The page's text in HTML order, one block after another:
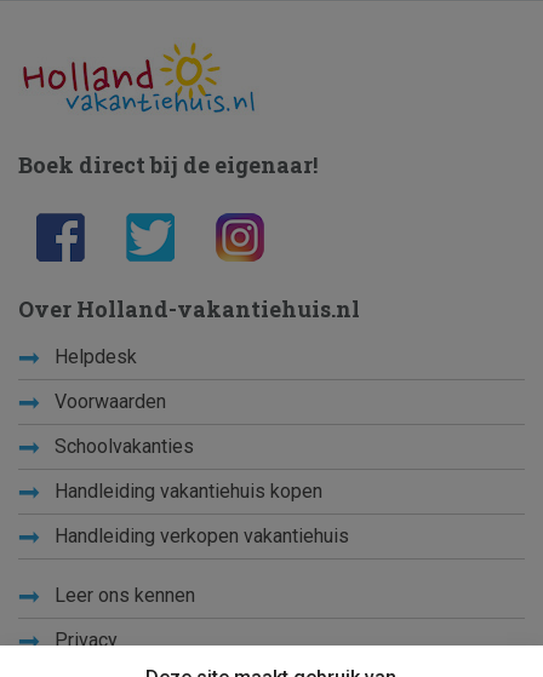
Boek direct bij de eigenaar!
Over Holland-vakantiehuis.nl
Helpdesk
Voorwaarden
Schoolvakanties
Handleiding vakantiehuis kopen
Handleiding verkopen vakantiehuis
Leer ons kennen
Privacy